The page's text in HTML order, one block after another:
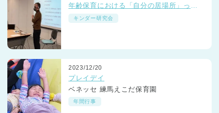
年齢保育における「自分の居場所」っ
て？
キンダー研究会
2023/12/20
プレイデイ
ベネッセ 練馬えこだ保育園
年間行事